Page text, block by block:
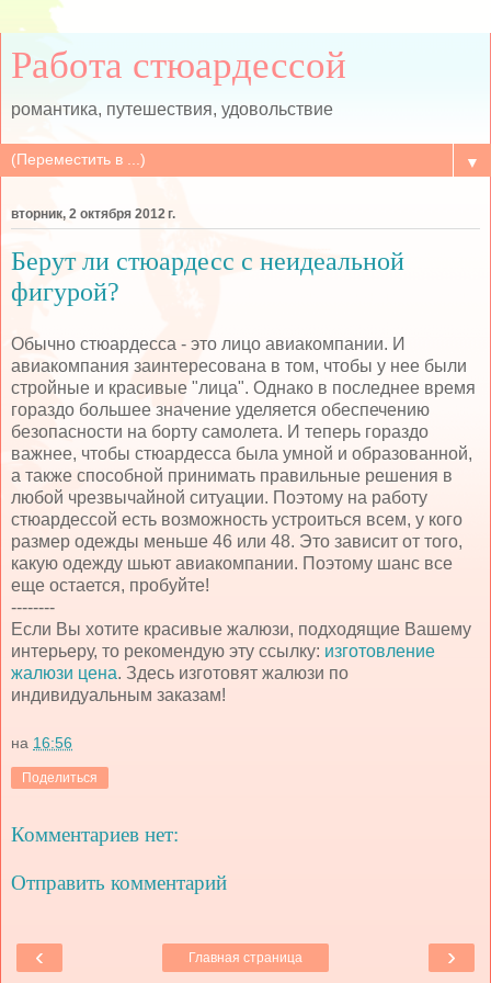
Работа стюардессой
романтика, путешествия, удовольствие
▼
вторник, 2 октября 2012 г.
Берут ли стюардесс с неидеальной
фигурой?
Обычно стюардесса - это лицо авиакомпании. И
авиакомпания заинтересована в том, чтобы у нее были
стройные и красивые "лица". Однако в последнее время
гораздо большее значение уделяется обеспечению
безопасности на борту самолета. И теперь гораздо
важнее, чтобы стюардесса была умной и образованной,
а также способной принимать правильные решения в
любой чрезвычайной ситуации. Поэтому на работу
стюардессой есть возможность устроиться всем, у кого
размер одежды меньше 46 или 48. Это зависит от того,
какую одежду шьют авиакомпании. Поэтому шанс все
еще остается, пробуйте!
--------
Если Вы хотите красивые жалюзи, подходящие Вашему
интерьеру, то рекомендую эту ссылку: изготовление
жалюзи цена. Здесь изготовят жалюзи по
индивидуальным заказам!
на 16:56
Поделиться
Комментариев нет:
Отправить комментарий
‹ ›
Главная страница